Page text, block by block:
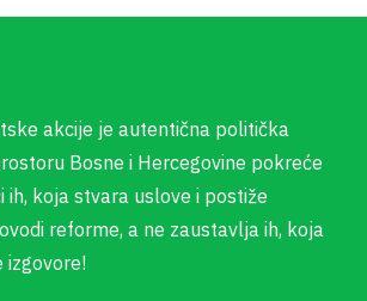
akcije je autentična politička
Bosne i Hercegovine pokreće
ih, koja stvara uslove i postiže
reforme, a ne zaustavlja ih, koja
izgovore!